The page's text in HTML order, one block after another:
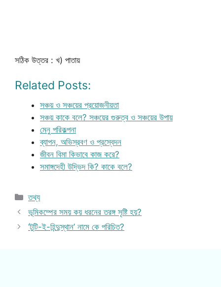
সঠিক উত্তর : খ) পাতায়
Related Posts:
সঞ্চয় ও সঞ্চয়ের প্রয়োজনীয়তা
সঞ্চয় কাকে বলে? সঞ্চয়ের গুরুত্ব ও সঞ্চয়ের উপায়
মেনু পরিকল্পনা
ব্যাপন, অভিস্রবণ ও প্রস্বেদন
জীবন বিমা কিভাবে কাজ করে?
সমাঙ্গদেহী উদ্ভিদ কি? কাকে বলে?
Categories
তথ্য
ভূমিকম্পের সময় কয় ধরনের তরঙ্গ সৃষ্টি হয়?
‘টুটি-ই-হিন্দুস্থান’ নামে কে পরিচিত?